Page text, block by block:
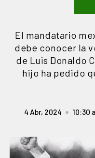
El mandatario
debe conocer la
de Luis Donaldo
hijo ha pedido
4 Abr, 2024 10:30